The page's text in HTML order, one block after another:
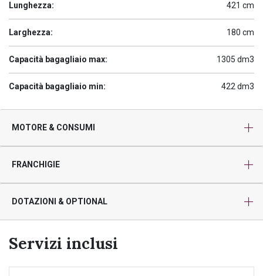
Lunghezza: 421 cm
Larghezza: 180 cm
Capacità bagagliaio max: 1305 dm3
Capacità bagagliaio min: 422 dm3
MOTORE & CONSUMI
FRANCHIGIE
DOTAZIONI & OPTIONAL
Servizi inclusi